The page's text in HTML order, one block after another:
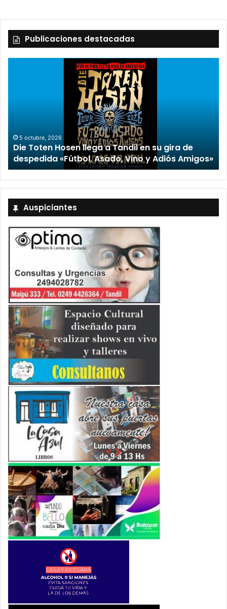
Publicaciones destacadas
“TIRRIA” llega a Tandil con un elenco de lujo
encabezado por Capusotto, Spregelburd y
Stefani
Auspiciantes